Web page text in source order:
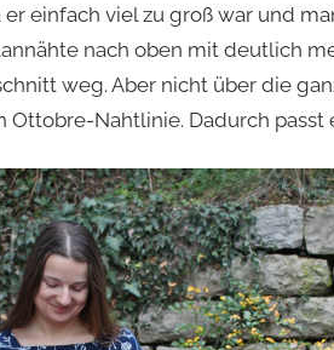
einfach viel zu groß war und
nach oben mit deutlich
weg. Aber nicht über die
Ottobre-Nahtlinie. Dadurch passt